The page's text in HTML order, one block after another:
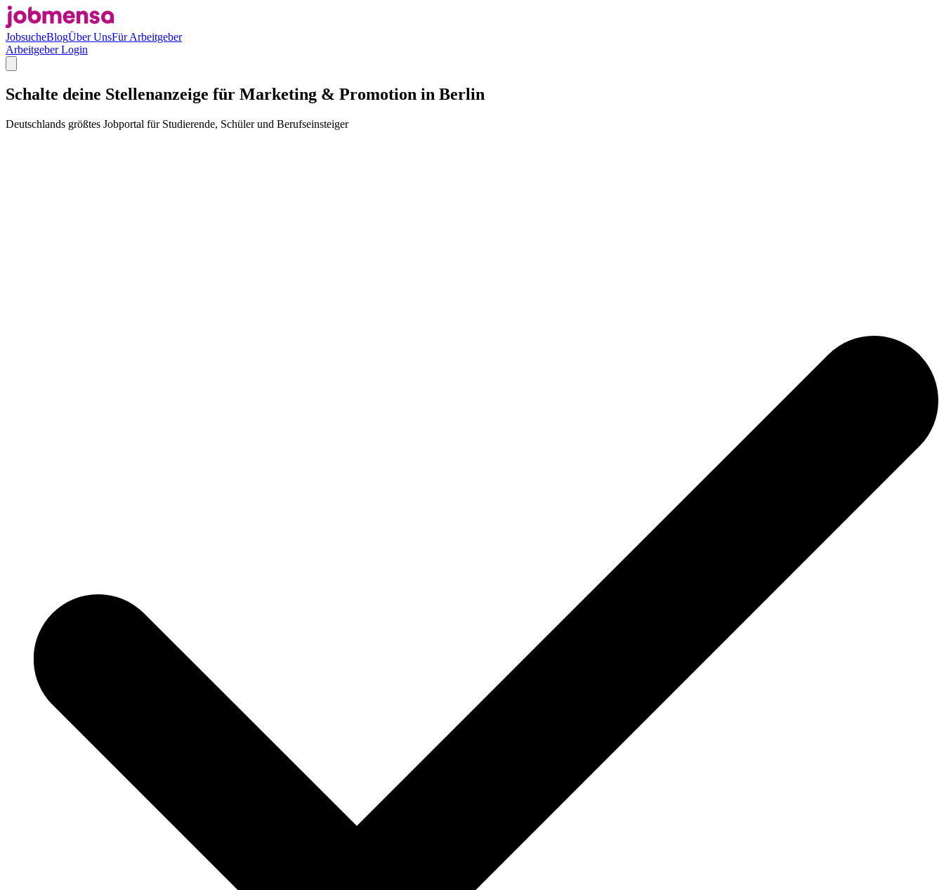
JobsucheBlogÜber UnsFür Arbeitgeber
Arbeitgeber Login
Schalte deine Stellenanzeige für Marketing & Promotion in Berlin
Deutschlands größtes Jobportal für Studierende, Schüler und Berufseinsteiger